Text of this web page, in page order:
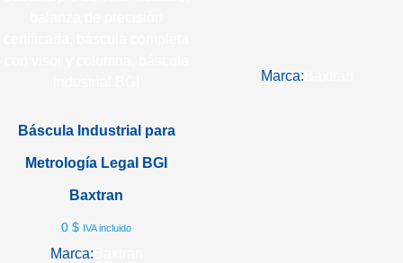
Báscula Industrial para
Metrología Legal BGI
Baxtran
0 $ IVA incluido
Marca:
Marca: